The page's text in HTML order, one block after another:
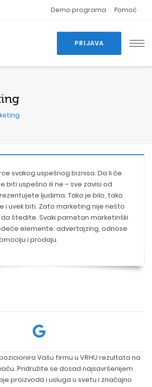
Demo programa Pomoć
PRIJAVA
svakog uspešnog biznisa. Da li će
biti uspešno ili ne – sve zavisi od
ljudima. Tako je bilo, tako
i uvek biti. Zato marketing nije nešto
štedite. Svaki pametan marketinški
elemente: advertajzing, odnose
i prodaju.
Vašu firmu u VRHU rezultata na
Pridružite se dosad najsavršenijem
proizvoda i usluga u svetu i značajno